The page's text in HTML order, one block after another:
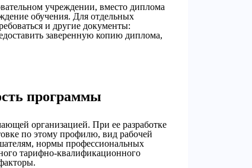
учреждении, вместо диплома
обучения. Для отдельных
и другие документы:
заверенную копию диплома,
программы
организацией. При ее разработке
по этому профилю, вид рабочей
нормы профессиональных
тарифно-квалификационного